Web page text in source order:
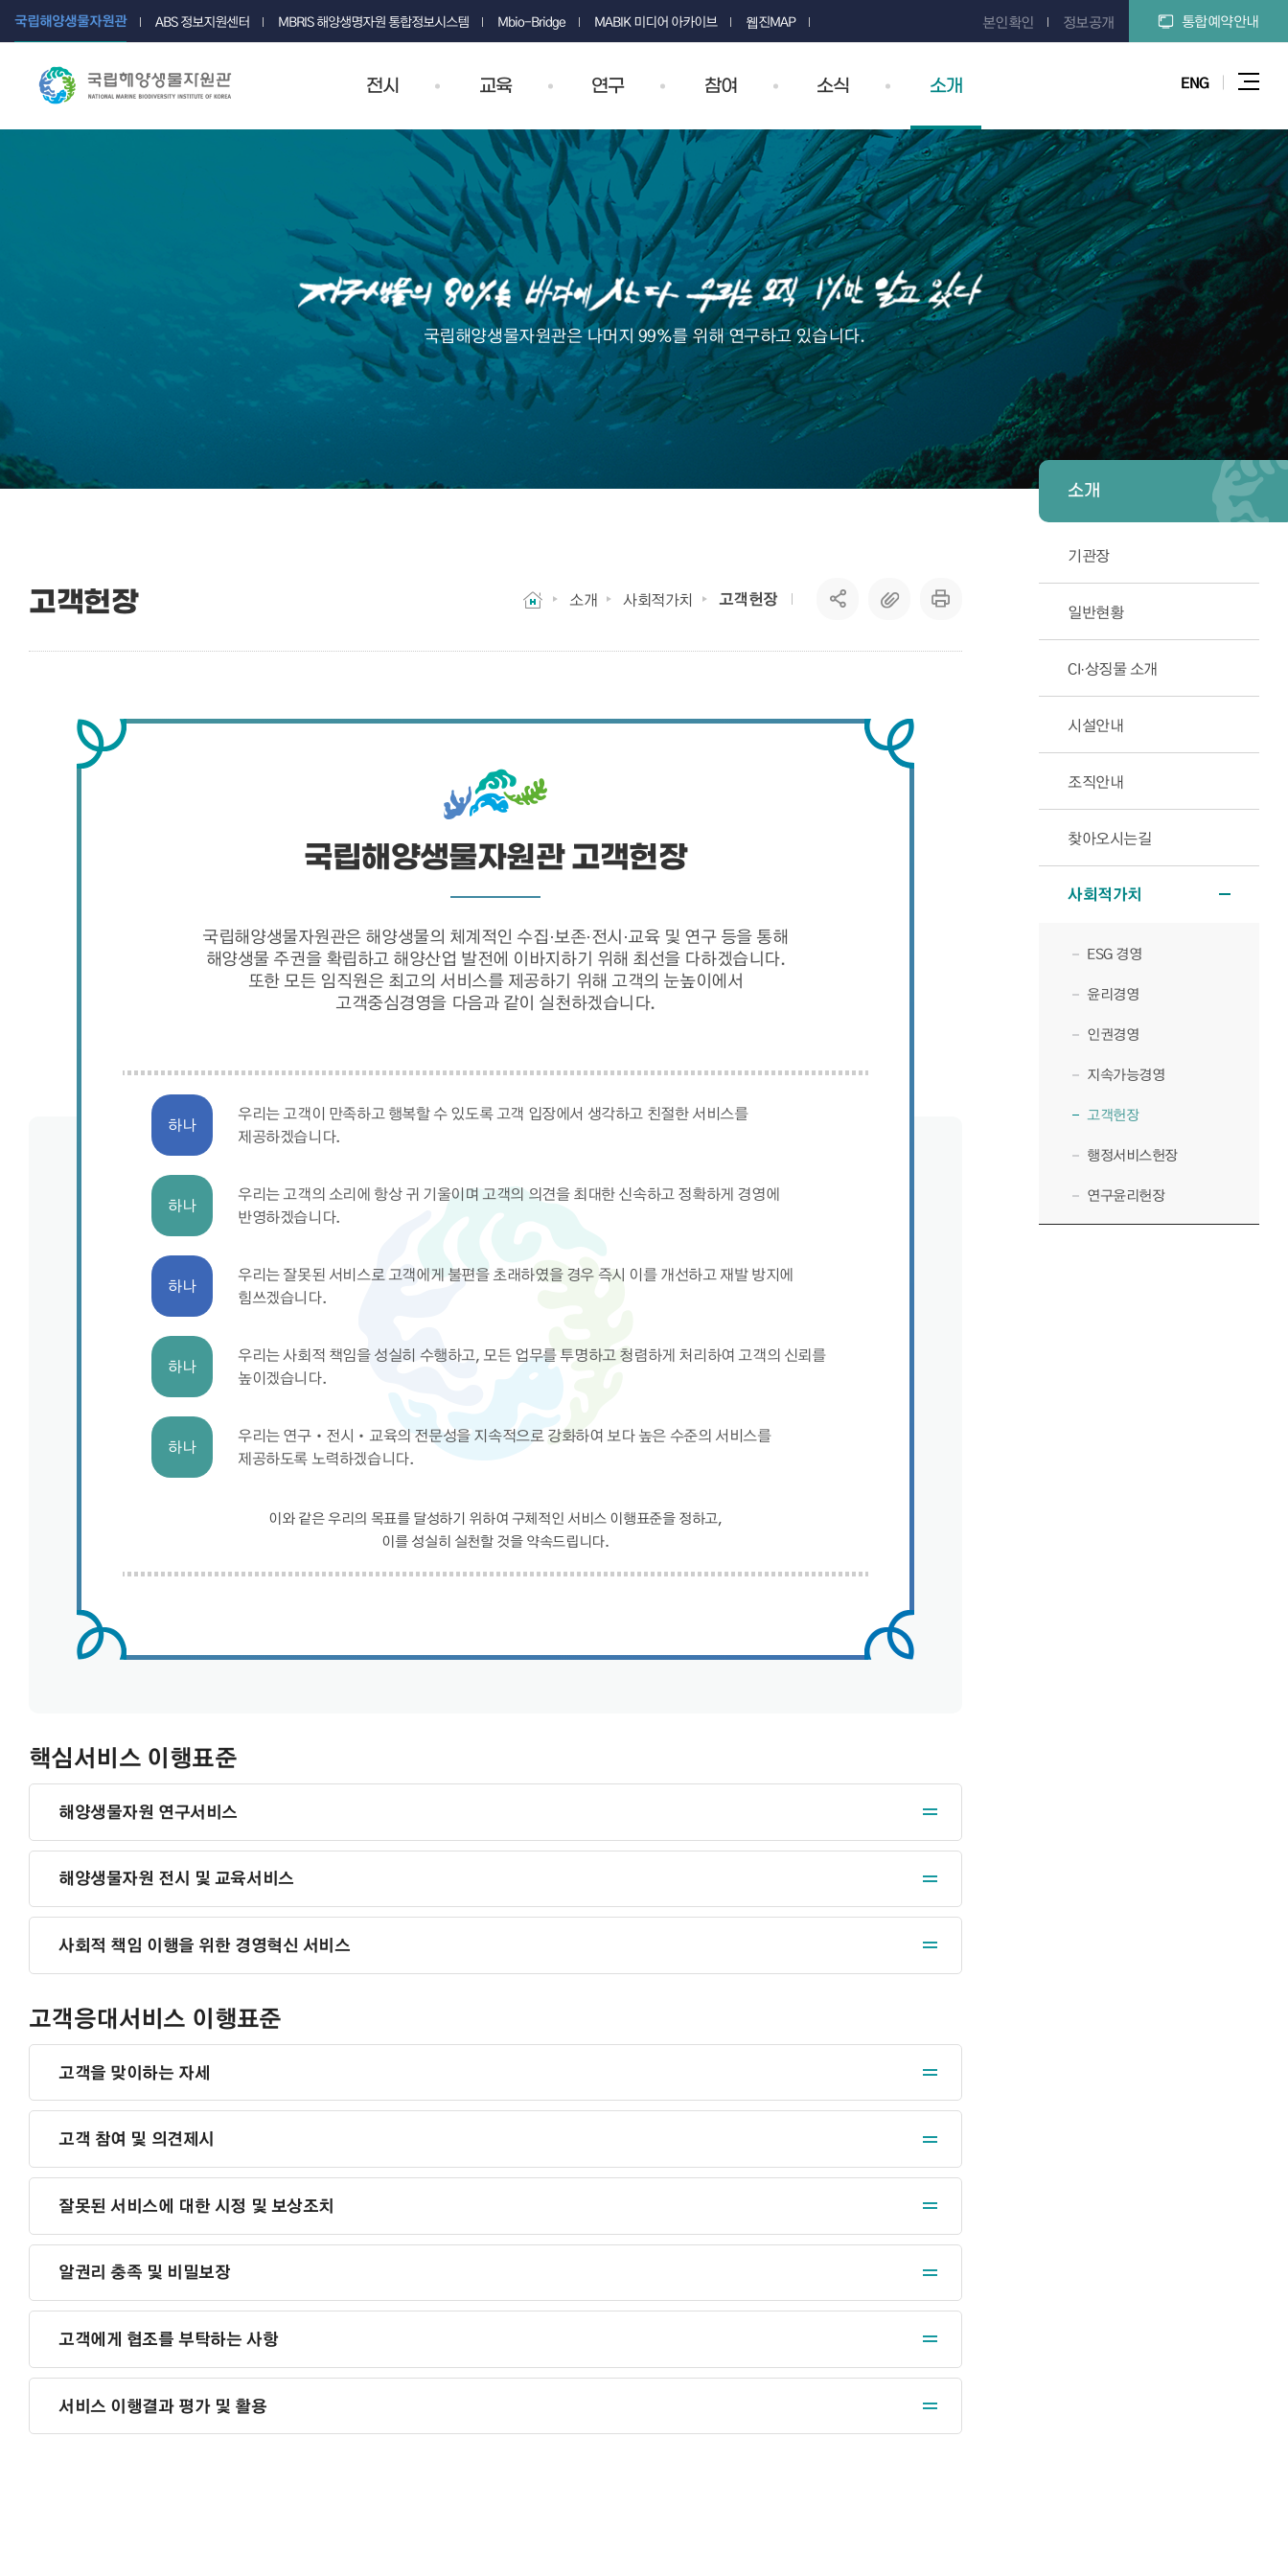
국립해양생물자원관 ABS 정보지원센터 MBRIS 해양생명자원 통합정보시스템 Mbio-Bridge MABIK 미디어 아카이브 웹진MAP 본인확인 정보공개 통합예약안내
ENG
전시 교육 연구 참여 소식 소개
국립해양생물자원관은 나머지 99%를 위해 연구하고 있습니다.
소개
기관장
일반현황
CI·상징물 소개
시설안내
조직안내
찾아오시는길
사회적가치
ESG 경영
윤리경영
인권경영
지속가능경영
고객헌장
행정서비스헌장
연구윤리헌장
고객헌장 소개 사회적가치 고객헌장
국립해양생물자원관 고객헌장
국립해양생물자원관은 해양생물의 체계적인 수집·보존·전시·교육 및 연구 등을 통해
해양생물 주권을 확립하고 해양산업 발전에 이바지하기 위해 최선을 다하겠습니다.
또한 모든 임직원은 최고의 서비스를 제공하기 위해 고객의 눈높이에서
고객중심경영을 다음과 같이 실천하겠습니다.
하나
우리는 고객이 만족하고 행복할 수 있도록 고객 입장에서 생각하고 친절한 서비스를
제공하겠습니다.
하나
우리는 고객의 소리에 항상 귀 기울이며 고객의 의견을 최대한 신속하고 정확하게 경영에
반영하겠습니다.
하나
우리는 잘못된 서비스로 고객에게 불편을 초래하였을 경우 즉시 이를 개선하고 재발 방지에
힘쓰겠습니다.
하나
우리는 사회적 책임을 성실히 수행하고, 모든 업무를 투명하고 청렴하게 처리하여 고객의 신뢰를
높이겠습니다.
하나
우리는 연구‧전시‧교육의 전문성을 지속적으로 강화하여 보다 높은 수준의 서비스를
제공하도록 노력하겠습니다.
이와 같은 우리의 목표를 달성하기 위하여 구체적인 서비스 이행표준을 정하고,
이를 성실히 실천할 것을 약속드립니다.
핵심서비스 이행표준
해양생물자원 연구서비스
해양생물자원 전시 및 교육서비스
사회적 책임 이행을 위한 경영혁신 서비스
고객응대서비스 이행표준
고객을 맞이하는 자세
고객 참여 및 의견제시
잘못된 서비스에 대한 시정 및 보상조치
알권리 충족 및 비밀보장
고객에게 협조를 부탁하는 사항
서비스 이행결과 평가 및 활용